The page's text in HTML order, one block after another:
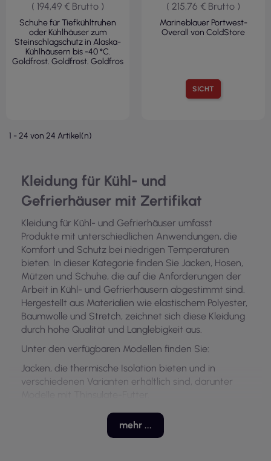
( 194,49 € Brutto )
Schuhe für Tiefkühltruhen
oder Kühlhäuser zum
Steinschlagschutz in Alaska-
Kühlhäusern bis -40 °C.
Goldfrost. Goldfrost. Goldfros
SICHT
( 215,76 € Brutto )
Marineblauer Portwest-
Overall von ColdStore
1 - 24 von 24 Artikel(n)
Kleidung für Kühl- und
Gefrierhäuser mit Zertifikat
Kleidung für Kühl- und Gefrierhäuser umfasst
Produkte mit unterschiedlichen Anwendungen, die
Komfort und Schutz bei niedrigen Temperaturen
bieten. In dieser Kategorie finden Sie Jacken, Hosen,
Mützen und Schuhe, die auf die Anforderungen der
Arbeit in Kühl- und Gefrierhäusern abgestimmt sind.
Hergestellt aus Materialien wie elastischem Polyester,
Baumwolle und Stretch, zeichnet sich diese Kleidung
durch hohe Qualität und Langlebigkeit aus.
Unter den verfügbaren Modellen finden Sie:
Jacken, die thermische Isolation bieten und in
verschiedenen Varianten erhältlich sind, darunter
zusätzlichen Funktionen wie verstellbaren Bündchen.
Mützen, die den Kopf vor Kälte schützen und aus
mehr ...